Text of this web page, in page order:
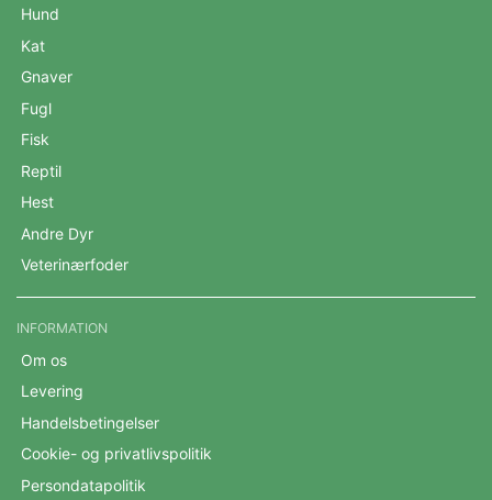
Hund
Kat
Gnaver
Fugl
Fisk
Reptil
Hest
Andre Dyr
Veterinærfoder
INFORMATION
Om os
Levering
Handelsbetingelser
Cookie- og privatlivspolitik
Persondatapolitik